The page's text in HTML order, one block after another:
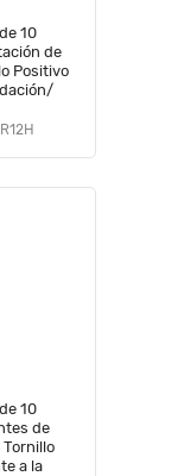
10
de
Positivo
10
de
a la